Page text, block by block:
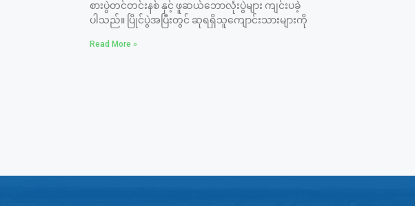
စားပွဲတင်တင်းနစ် နှင့် ဖူဆယ်ဘောလုံးပွဲများ ကျင်းပခဲ့
ပါသည်။ ပြိုင်ပွဲအပြီးတွင် ဆုရရှိသူကျောင်းသားများကို
Read More »